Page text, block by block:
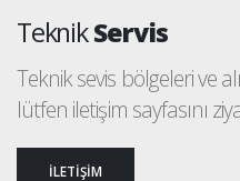
TeknikServis
Teknik sevis bölgeleri ve
lütfen iletişim sayfasını
İLETİŞİM